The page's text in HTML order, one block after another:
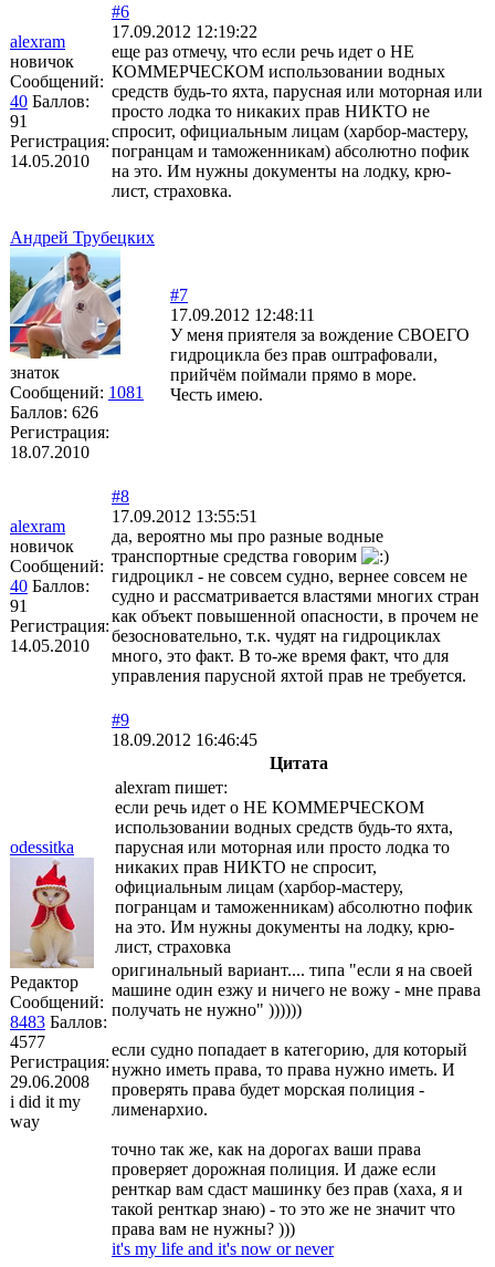
alexram
новичок
Сообщений:
40 Баллов:
91
Регистрация:
14.05.2010
#6
17.09.2012 12:19:22
еще раз отмечу, что если речь идет о НЕ
КОММЕРЧЕСКОМ использовании водных
средств будь-то яхта, парусная или моторная или
просто лодка то никаких прав НИКТО не
спросит, официальным лицам (харбор-мастеру,
погранцам и таможенникам) абсолютно пофик
на это. Им нужны документы на лодку, крю-
лист, страховка.
Андрей Трубецких
знаток
Сообщений: 1081
Баллов: 626
Регистрация:
18.07.2010
#7
17.09.2012 12:48:11
У меня приятеля за вождение СВОЕГО
гидроцикла без прав оштрафовали,
прийчём поймали прямо в море.
Честь имею.
alexram
новичок
Сообщений:
40 Баллов:
91
Регистрация:
14.05.2010
#8
17.09.2012 13:55:51
да, вероятно мы про разные водные
транспортные средства говорим
гидроцикл - не совсем судно, вернее совсем не
судно и рассматривается властями многих стран
как объект повышенной опасности, в прочем не
безосновательно, т.к. чудят на гидроциклах
много, это факт. В то-же время факт, что для
управления парусной яхтой прав не требуется.
odessitka
Редактор
Сообщений:
8483 Баллов:
4577
Регистрация:
29.06.2008
i did it my
way
#9
18.09.2012 16:46:45
Цитата
alexram пишет:
если речь идет о НЕ КОММЕРЧЕСКОМ
использовании водных средств будь-то яхта,
парусная или моторная или просто лодка то
никаких прав НИКТО не спросит,
официальным лицам (харбор-мастеру,
погранцам и таможенникам) абсолютно пофик
на это. Им нужны документы на лодку, крю-
лист, страховка
оригинальный вариант.... типа "если я на своей
машине один езжу и ничего не вожу - мне права
получать не нужно" ))))))
если судно попадает в категорию, для который
нужно иметь права, то права нужно иметь. И
проверять права будет морская полиция -
лименархио.
точно так же, как на дорогах ваши права
проверяет дорожная полиция. И даже если
ренткар вам сдаст машинку без прав (хаха, я и
такой ренткар знаю) - то это же не значит что
права вам не нужны? )))
it's my life and it's now or never